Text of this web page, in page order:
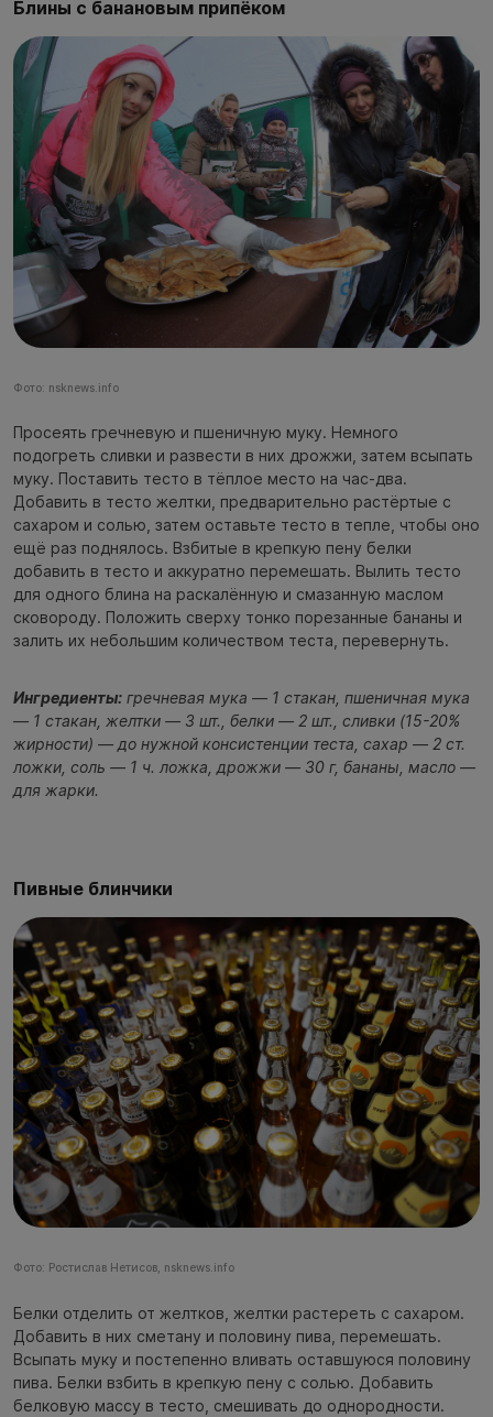
Блины с банановым припёком
Фото: nsknews.info
Просеять гречневую и пшеничную муку. Немного
подогреть сливки и развести в них дрожжи, затем всыпать
муку. Поставить тесто в тёплое место на час-два.
Добавить в тесто желтки, предварительно растёртые с
сахаром и солью, затем оставьте тесто в тепле, чтобы оно
ещё раз поднялось. Взбитые в крепкую пену белки
добавить в тесто и аккуратно перемешать. Вылить тесто
для одного блина на раскалённую и смазанную маслом
сковороду. Положить сверху тонко порезанные бананы и
залить их небольшим количеством теста, перевернуть.
Ингредиенты: гречневая мука — 1 стакан, пшеничная мука
— 1 стакан, желтки — 3 шт., белки — 2 шт., сливки (15-20%
жирности) — до нужной консистенции теста, сахар — 2 ст.
ложки, соль — 1 ч. ложка, дрожжи — 30 г, бананы, масло —
для жарки.
Пивные блинчики
Фото: Ростислав Нетисов, nsknews.info
Белки отделить от желтков, желтки растереть с сахаром.
Добавить в них сметану и половину пива, перемешать.
Всыпать муку и постепенно вливать оставшуюся половину
пива. Белки взбить в крепкую пену с солью. Добавить
белковую массу в тесто, смешивать до однородности.